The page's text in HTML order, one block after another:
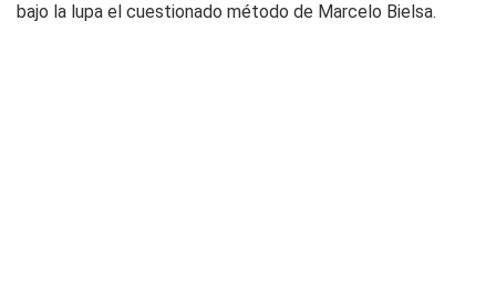
bajo la lupa el cuestionado método de Marcelo Bielsa.